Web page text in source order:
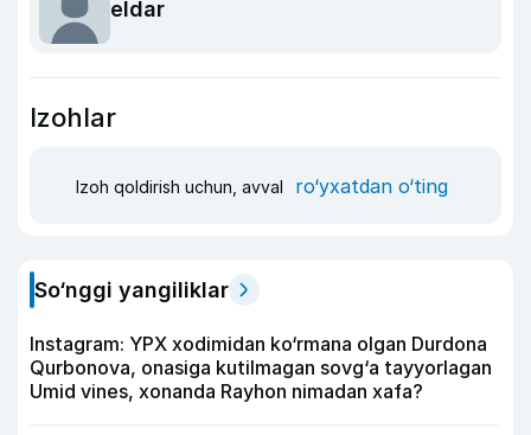
eldar
Izohlar
Izoh qoldirish uchun, avval ro‘yxatdan o‘ting
So‘nggi yangiliklar
Instagram: YPX xodimidan ko‘rmana olgan Durdona
Qurbonova, onasiga kutilmagan sovg‘a tayyorlagan
Umid vines, xonanda Rayhon nimadan xafa?